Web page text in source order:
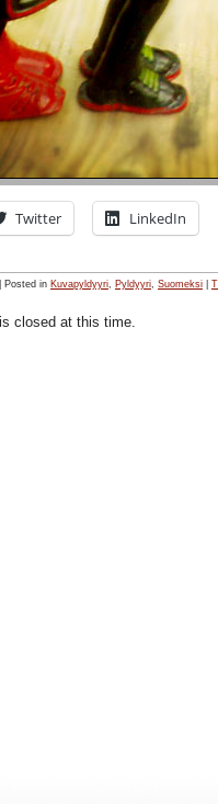
Twitter LinkedIn
| Posted in Kuvapyldyyri Pyldyyri Suomeksi
closed at this time.